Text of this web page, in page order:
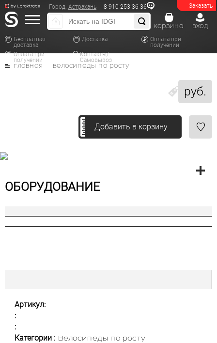
Заказать
Город: Астрахань 8-910-253-36-36
Бесплатная
доставка
Доставка
Оплата при
получении
Оплата при
получении
Контакты/
Самовывоз
вход
корзина
руб.
главная велосипеды по росту
Добавить в корзину
ОБОРУДОВАНИЕ
Артикул:
:
:
Категории : Велосипеды по росту